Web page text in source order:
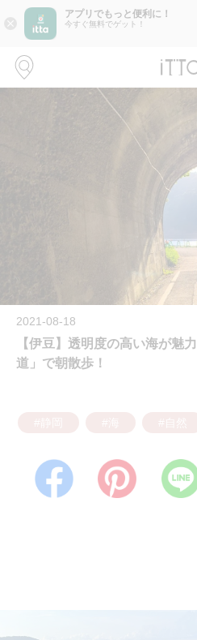
close
アプリでもっと便利に！
今すぐ無料でゲット！
2021-08-18
【伊豆】透明度の高い海が魅
道」で朝散歩！